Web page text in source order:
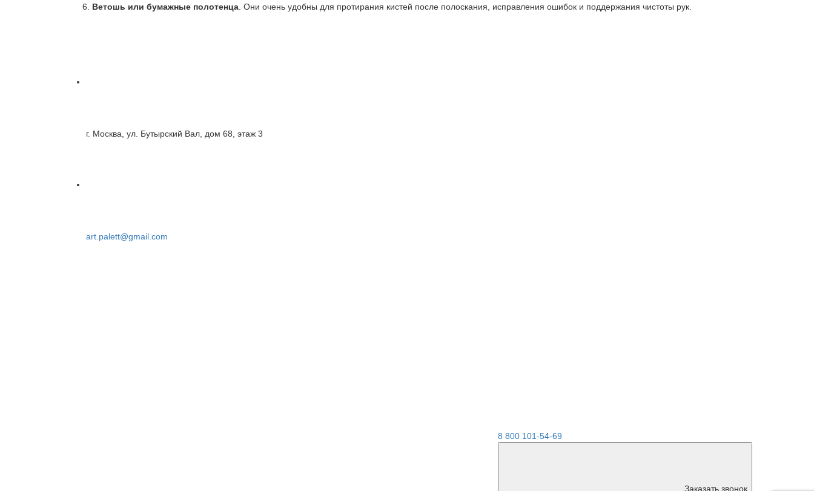
Ветошь или бумажные полотенца . Они очень удобны для протирания кистей после полоскания, исправления ошибок и поддержания чистоты рук.
г. Москва, ул. Бутырский Вал, дом 68, этаж 3
art.palett@gmail.com
8 800 101-54-69
Заказать звонок